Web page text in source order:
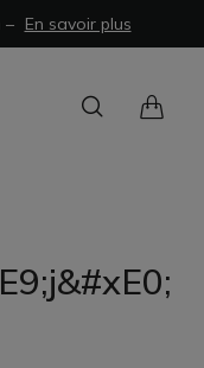
– En savoir plus